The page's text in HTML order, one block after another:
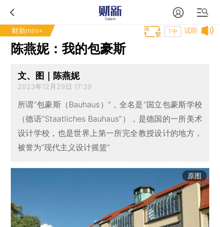
财新mini+ 试听
T中
陈燕妮：我的包豪斯
文、图｜陈燕妮
2023年12月29日 17:39
所谓“包豪斯（Bauhaus）”，全名是“国立包豪斯学校
（德语“Staatliches Bauhaus”），是德国的一所美术
设计学校，也是世界上第一所完全教授设计的地方，
被誉为“现代主义设计摇篮”
原图